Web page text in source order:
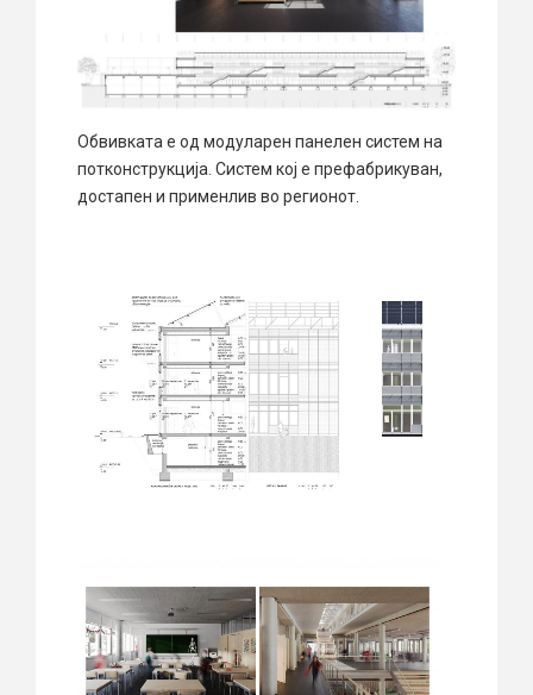
Обвивката е од модуларен панелен систем на
потконструкција. Систем кој е префабрикуван,
достапен и применлив во регионот.